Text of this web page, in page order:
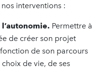
interventions :
Permettre à
de créer son projet
de son parcours
de vie, de ses